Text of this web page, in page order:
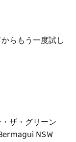
らもう一度試し
ザ・グリーン
NSW